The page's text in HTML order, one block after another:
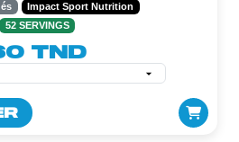
Impact Sport Nutrition
52 SERVINGS
TND